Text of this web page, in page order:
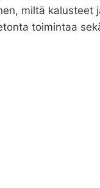
miltä
toimintaa